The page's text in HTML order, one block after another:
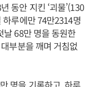
동안 지킨 ‘괴물’(130
루에만 74만2314명
날 68만 명을 동원한
대부분을 깨며 거침없